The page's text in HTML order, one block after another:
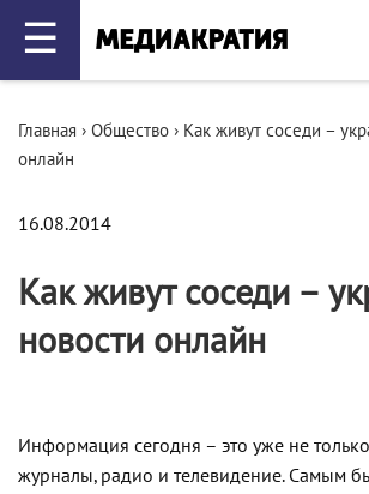
☰
Главная › Общество › Как живут соседи –
онлайн
16.08.2014
Как живут соседи –
новости онлайн
Информация сегодня – это уже не
журналы, радио и телевидение. Самым